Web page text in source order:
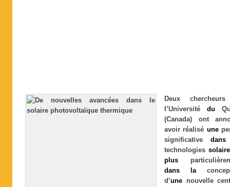
Deux
l’Université du
(Canada) ont
avoir réalisé une
significative dans
technologies
plus
dans
la
d’une nouvelle